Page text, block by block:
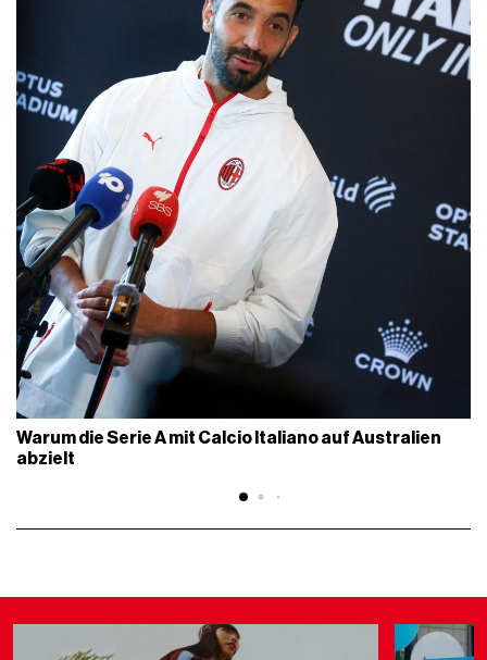
Warum die Serie A mit Calcio Italiano auf Australien
abzielt